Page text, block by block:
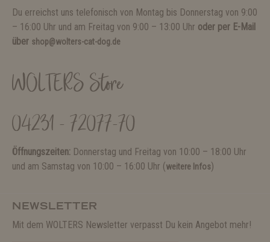
Du erreichst uns telefonisch von Montag bis Donnerstag von 9:00
– 16:00 Uhr und am Freitag von 9:00 – 13:00 Uhr oder per E-Mail
über shop@wolters-cat-dog.de
WOLTERS Store
04231 - 72077-70
Öffnungszeiten: Donnerstag und Freitag von 10:00 – 18:00 Uhr
und am Samstag von 10:00 – 16:00 Uhr (weitere Infos)
NEWSLETTER
Mit dem WOLTERS Newsletter verpasst Du kein Angebot mehr!